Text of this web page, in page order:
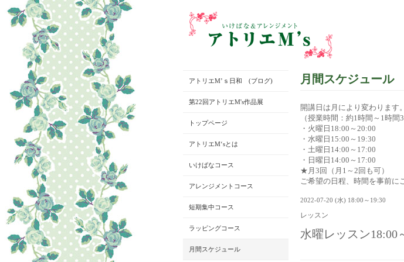
月間スケジュール
開講日は月により変わります
（授業時間：約1時間～1時間
・火曜日18:00～20:00
・水曜日15:00～19:30
・土曜日14:00～17:00
・日曜日14:00～17:00
★月3回（月1～2回も可）
ご希望の日程、時間を事前に
2022-07-20 (水) 18:00～19:30
レッスン
水曜レッスン
アトリエM’ｓ日和 (ブログ)
第22回アトリエM's作品展
トップページ
アトリエM‘sとは
いけばなコース
アレンジメントコース
短期集中コース
ラッピングコース
月間スケジュール